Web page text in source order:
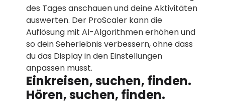
des Tages anschauen und deine Aktivitäten
auswerten. Der ProScaler kann die
Auflösung mit AI-Algorithmen erhöhen und
so dein Seherlebnis verbessern, ohne dass
du das Display in den Einstellungen
anpassen musst.
Einkreisen, suchen, finden.
Hören, suchen, finden.